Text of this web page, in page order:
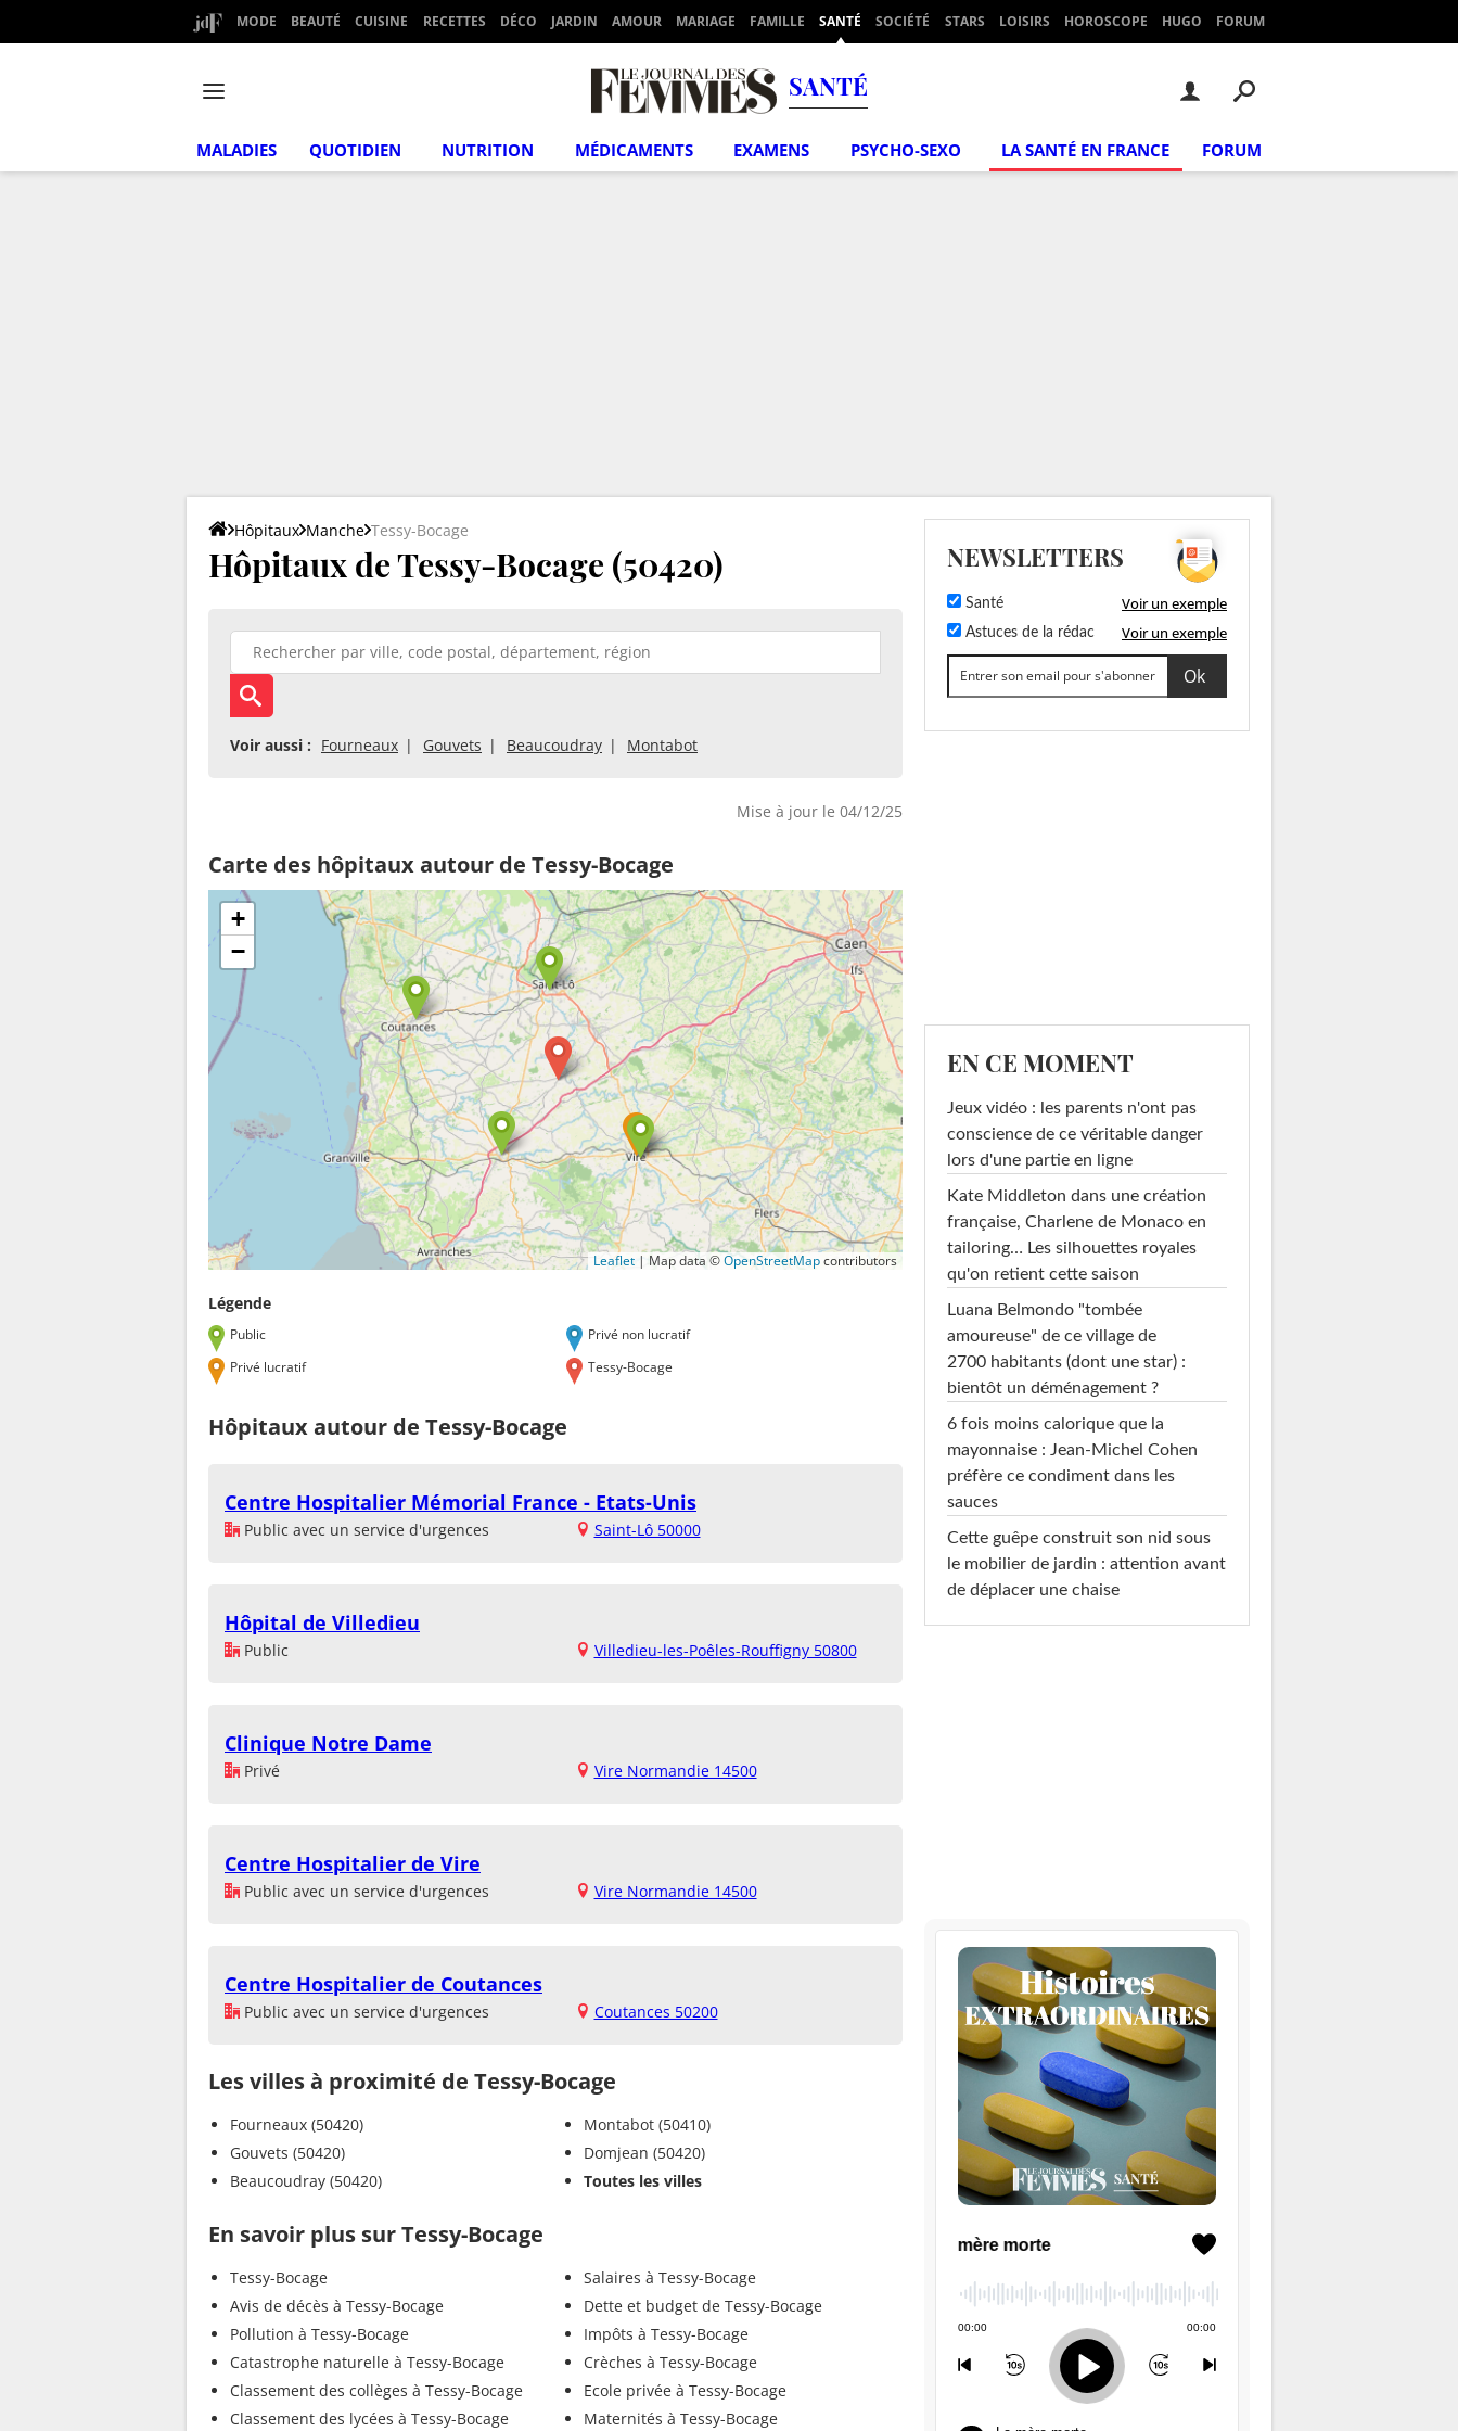
MODE BEAUTÉ CUISINE RECETTES DÉCO JARDIN AMOUR MARIAGE FAMILLE SANTÉ SOCIÉTÉ STARS LOISIRS HOROSCOPE HUGO FORUM
SANTÉ
MALADIES QUOTIDIEN NUTRITION MÉDICAMENTS EXAMENS PSYCHO-SEXO LA SANTÉ EN FRANCE FORUM
Hôpitaux Manche Tessy-Bocage
Hôpitaux de Tessy-Bocage (50420)
Voir aussi : Fourneaux Gouvets Beaucoudray Montabot
Mise à jour le 04/12/25
Carte des hôpitaux autour de Tessy-Bocage
+
−
Leaflet | Map data ©OpenStreetMapcontributors
Légende
Public
Privé non lucratif
Privé lucratif
Tessy-Bocage
Hôpitaux autour de Tessy-Bocage
Centre Hospitalier Mémorial France - Etats-Unis
Public avec un service d'urgences Saint-Lô 50000
Hôpital de Villedieu
Public Villedieu-les-Poêles-Rouffigny 50800
Clinique Notre Dame
Privé Vire Normandie 14500
Centre Hospitalier de Vire
Public avec un service d'urgences Vire Normandie 14500
Centre Hospitalier de Coutances
Public avec un service d'urgences Coutances 50200
Les villes à proximité de Tessy-Bocage
Fourneaux (50420)
Gouvets (50420)
Beaucoudray (50420)
Montabot (50410)
Domjean (50420)
Toutes les villes
En savoir plus sur Tessy-Bocage
Tessy-Bocage
Avis de décès à Tessy-Bocage
Pollution à Tessy-Bocage
Catastrophe naturelle à Tessy-Bocage
Classement des collèges à Tessy-Bocage
Classement des lycées à Tessy-Bocage
Salaires à Tessy-Bocage
Dette et budget de Tessy-Bocage
Impôts à Tessy-Bocage
Crèches à Tessy-Bocage
Ecole privée à Tessy-Bocage
Maternités à Tessy-Bocage
NEWSLETTERS
Santé Voir un exemple
Astuces de la rédac Voir un exemple
EN CE MOMENT
Jeux vidéo : les parents n'ont pas
conscience de ce véritable danger
lors d'une partie en ligne
Kate Middleton dans une création
française, Charlene de Monaco en
tailoring… Les silhouettes royales
qu'on retient cette saison
Luana Belmondo "tombée
amoureuse" de ce village de
2700 habitants (dont une star) :
bientôt un déménagement ?
6 fois moins calorique que la
mayonnaise : Jean-Michel Cohen
préfère ce condiment dans les
sauces
Cette guêpe construit son nid sous
le mobilier de jardin : attention avant
de déplacer une chaise